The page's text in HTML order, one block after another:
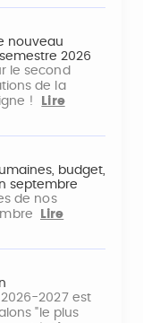
nouveau
2026
le second
de la
!
Lire
budget,
septembre
de nos
Lire
2027 est
"le plus